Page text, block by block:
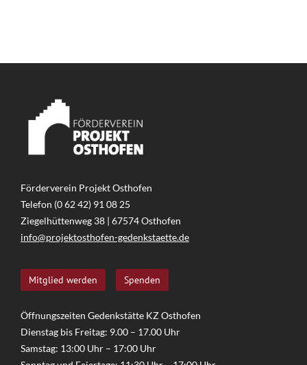
Förderverein Projekt Osthofen
Telefon (0 62 42) 91 08 25
Ziegelhüttenweg 38 | 67574 Osthofen
info@projektosthofen-gedenkstaette.de
Mitglied werden Spenden
Öffnungszeiten Gedenkstätte KZ Osthofen
Dienstag bis Freitag: 9.00 – 17.00 Uhr
Samstag: 13:00 Uhr – 17:00 Uhr